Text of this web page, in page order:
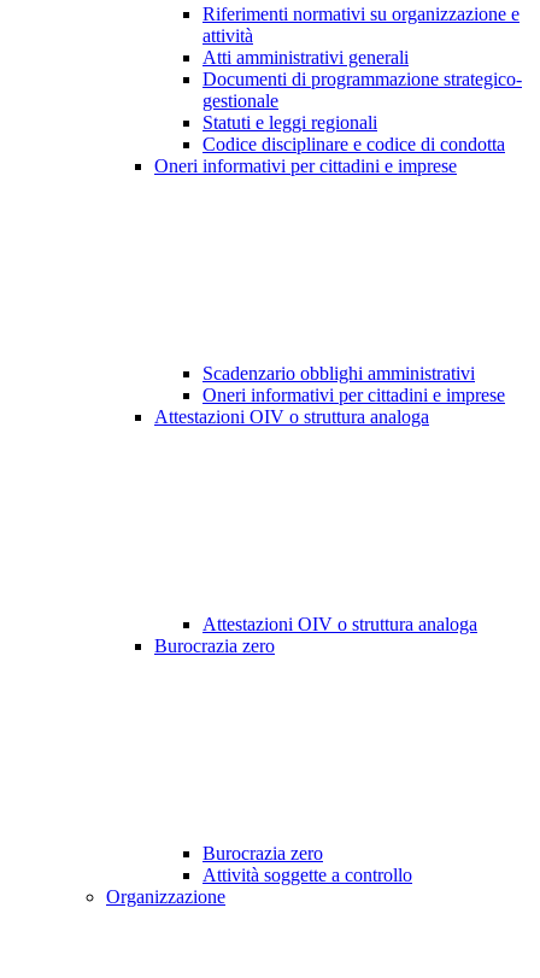
Riferimenti normativi su organizzazione e
attività
Atti amministrativi generali
Documenti di programmazione strategico-
gestionale
Statuti e leggi regionali
Codice disciplinare e codice di condotta
Oneri informativi per cittadini e imprese
Scadenzario obblighi amministrativi
Oneri informativi per cittadini e imprese
Attestazioni OIV o struttura analoga
Attestazioni OIV o struttura analoga
Burocrazia zero
Burocrazia zero
Attività soggette a controllo
Organizzazione